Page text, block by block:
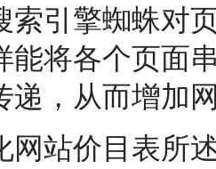
索引擎蜘蛛对
能将各个页面
递，从而增加
站价目表所述